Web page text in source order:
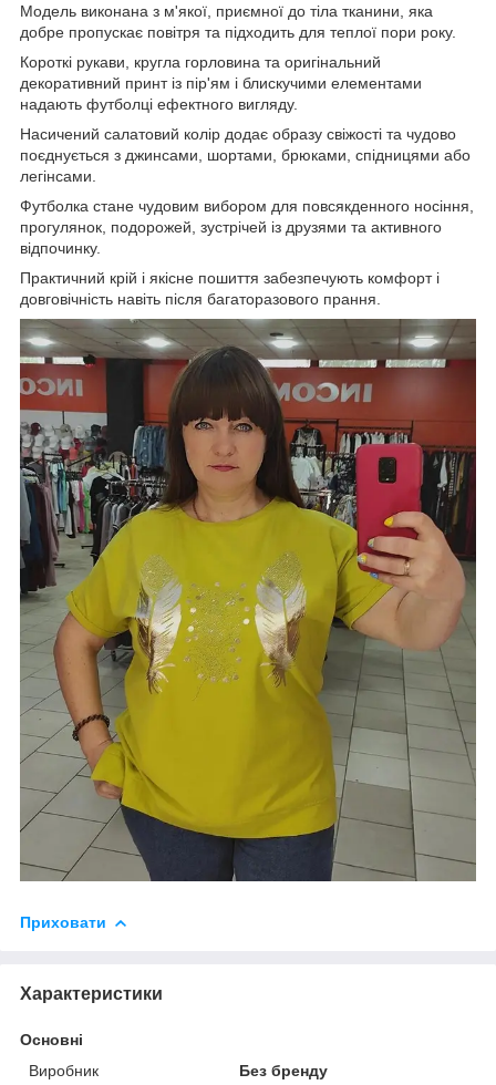
Модель виконана з м'якої, приємної до тіла тканини, яка
добре пропускає повітря та підходить для теплої пори року.
Короткі рукави, кругла горловина та оригінальний
декоративний принт із пір'ям і блискучими елементами
надають футболці ефектного вигляду.
Насичений салатовий колір додає образу свіжості та чудово
поєднується з джинсами, шортами, брюками, спідницями або
легінсами.
Футболка стане чудовим вибором для повсякденного носіння,
прогулянок, подорожей, зустрічей із друзями та активного
відпочинку.
Практичний крій і якісне пошиття забезпечують комфорт і
довговічність навіть після багаторазового прання.
Приховати
Характеристики
Основні
Виробник
Без бренду